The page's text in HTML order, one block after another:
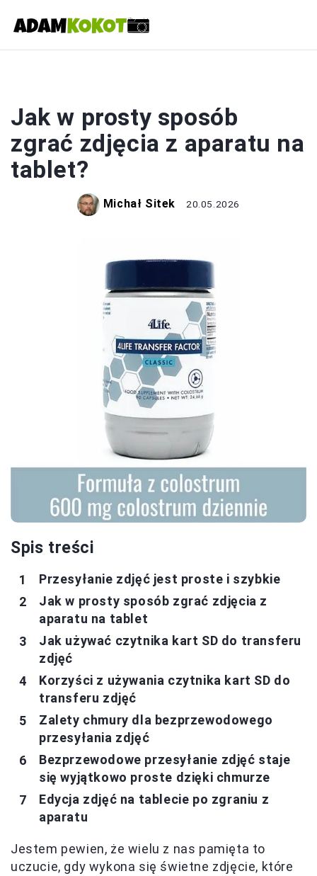
Jak w prosty sposób
zgrać zdjęcia z aparatu na
tablet?
Michał Sitek 20.05.2026
Spis treści
Przesyłanie zdjęć jest proste i szybkie
Jak w prosty sposób zgrać zdjęcia z
aparatu na tablet
Jak używać czytnika kart SD do transferu
zdjęć
Korzyści z używania czytnika kart SD do
transferu zdjęć
Zalety chmury dla bezprzewodowego
przesyłania zdjęć
Bezprzewodowe przesyłanie zdjęć staje
się wyjątkowo proste dzięki chmurze
Edycja zdjęć na tablecie po zgraniu z
aparatu
Jestem pewien, że wielu z nas pamięta to
uczucie, gdy wykona się świetne zdjęcie, które